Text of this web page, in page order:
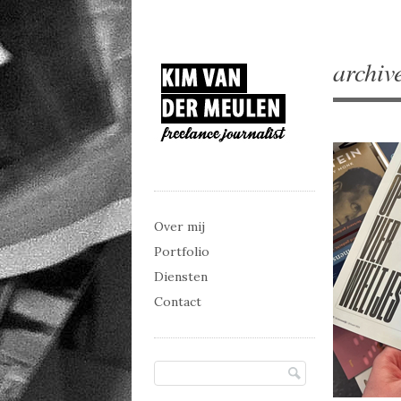
Main menu
Skip to content
Over mij
Portfolio
Diensten
Contact